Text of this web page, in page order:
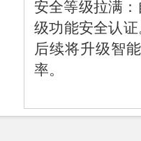
安全等级拉满
级功能安全认
后续将升级智
率。